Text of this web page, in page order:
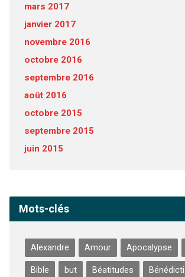
mars 2017
janvier 2017
novembre 2016
octobre 2016
septembre 2016
août 2016
octobre 2015
septembre 2015
juin 2015
Mots-clés
Alexandre Amour Apocalypse
Bible but Béatitudes